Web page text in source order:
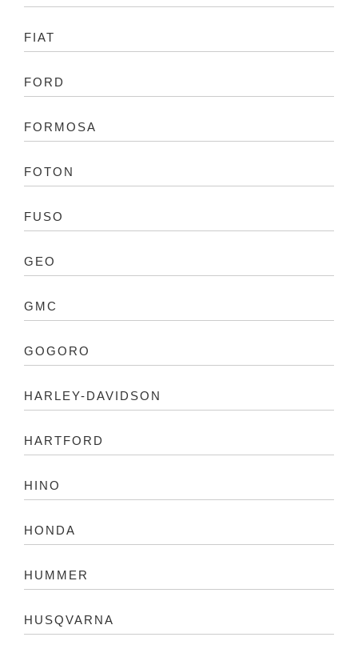
FIAT
FORD
FORMOSA
FOTON
FUSO
GEO
GMC
GOGORO
HARLEY-DAVIDSON
HARTFORD
HINO
HONDA
HUMMER
HUSQVARNA